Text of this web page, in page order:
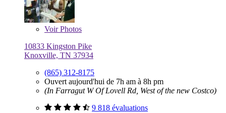
VoirPhotos
10833 Kingston Pike
Knoxville, TN 37934
(865) 312-8175
Ouvert aujourd'hui de 7h am à 8h pm
(In Farragut W Of Lovell Rd, West of the new Costco)
9 818 évaluations